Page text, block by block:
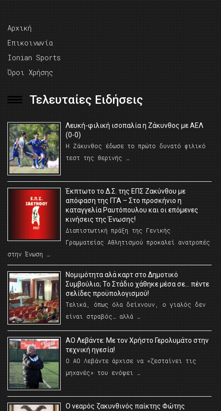
Αρχική
Επικοινωνία
Ionian Sports
Όροι Χρήσης
Τελευταίες Ειδήσεις
Λευκή-φιλική ισοπαλία η Ζάκυνθος με ΑΕΛ
(0-0)
Η Ζάκυνθος έδωσε το πρώτο δυνατό φιλικό
τεστ της θερινής …
Έκπτωτο το Δ.Σ. της ΕΠΣ Ζακύνθου με
απόφαση της ΓΓΑ – Στο προσκήνιο η
καταγγελία Ραυτόπουλου και οι επόμενες
κινήσεις της Ένωσης!
Διαπιστωτική πράξη της Γενικής
Γραμματείας Αθλητισμού προκαλεί ανατροπές
στην Ένωση …
Νομιμότητα αλά καρτ στο Δημοτικό
Συμβούλιο; Το Στάδιο χάθηκε μέσα σε… πέντε
σελίδες προϋπολογισμού!
Τελικά, όπως όλα δείχνουν, ο γιαλός δεν
είναι στραβός… αλλά …
ΑΟ Λεβάντε: Με τον Χρήστο Γερολυμάτο στην
τεχνική ηγεσία!
Ο ΑΟ Λεβάντε άρχισε να «ζεσταίνει τις
μηχανές» του ενόψει …
O νεαρός ζακυνθινός παίκτης Φώτης